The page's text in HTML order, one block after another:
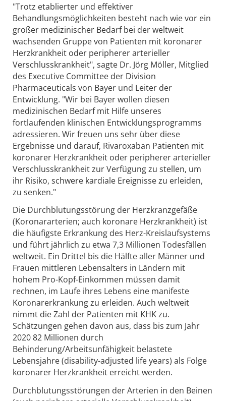
"Trotz etablierter und effektiver
Behandlungsmöglichkeiten besteht nach wie vor ein
großer medizinischer Bedarf bei der weltweit
wachsenden Gruppe von Patienten mit koronarer
Herzkrankheit oder peripherer arterieller
Verschlusskrankheit", sagte Dr. Jörg Möller, Mitglied
des Executive Committee der Division
Pharmaceuticals von Bayer und Leiter der
Entwicklung. "Wir bei Bayer wollen diesen
medizinischen Bedarf mit Hilfe unseres
fortlaufenden klinischen Entwicklungsprogramms
adressieren. Wir freuen uns sehr über diese
Ergebnisse und darauf, Rivaroxaban Patienten mit
koronarer Herzkrankheit oder peripherer arterieller
Verschlusskrankheit zur Verfügung zu stellen, um
ihr Risiko, schwere kardiale Ereignisse zu erleiden,
zu senken."
Die Durchblutungsstörung der Herzkranzgefäße
(Koronararterien; auch koronare Herzkrankheit) ist
die häufigste Erkrankung des Herz-Kreislaufsystems
und führt jährlich zu etwa 7,3 Millionen Todesfällen
weltweit. Ein Drittel bis die Hälfte aller Männer und
Frauen mittleren Lebensalters in Ländern mit
hohem Pro-Kopf-Einkommen müssen damit
rechnen, im Laufe ihres Lebens eine manifeste
Koronarerkrankung zu erleiden. Auch weltweit
nimmt die Zahl der Patienten mit KHK zu.
Schätzungen gehen davon aus, dass bis zum Jahr
2020 82 Millionen durch
Behinderung/Arbeitsunfähigkeit belastete
Lebensjahre (disability-adjusted life years) als Folge
koronarer Herzkrankheit erreicht werden.
Durchblutungsstörungen der Arterien in den Beinen